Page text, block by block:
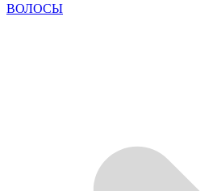
ВОЛОСЫ